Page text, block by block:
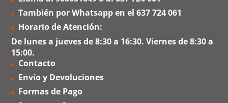
También por Whatsapp en el637 724 061
Horario de Atención:
De lunes a jueves de 8:30 a 16:30. Viernes de 8:30 a
15:00.
Contacto
Envío y Devoluciones
Formas de Pago